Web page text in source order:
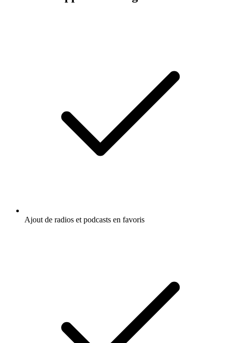
Ajout de radios et podcasts en favoris